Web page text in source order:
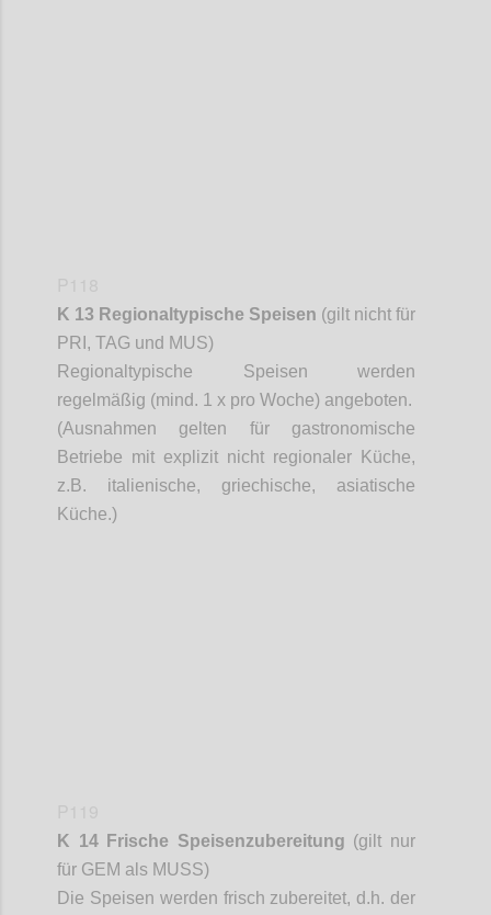
K 13 Regionaltypische Speisen (gilt nicht für
PRI, TAG und MUS)
Regionaltypische Speisen werden
regelmäßig (mind. 1 x pro Woche) angeboten.
(Ausnahmen gelten für gastronomische
Betriebe mit explizit nicht regionaler Küche,
z.B. italienische, griechische, asiatische
Küche.)
K 14 Frische Speisenzubereitung (gilt nur
für GEM als MUSS)
Die Speisen werden frisch zubereitet, d.h. der